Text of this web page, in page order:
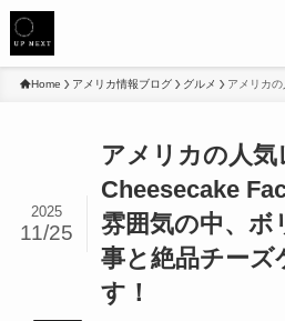
Home アメリカ情報ブログ グルメ アメリカ
アメリカの人
Cheesecake
雰囲気の中、ボ
事と絶品チーズ
す！
2025
11/25